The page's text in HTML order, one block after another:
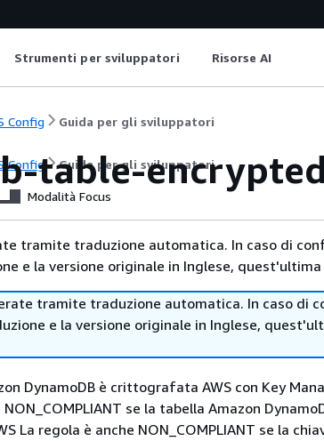
Strumenti per sviluppatori Risorse AI
Config Guida per gli sviluppatori
Config Guida per gli sviluppatori
table-
Modalità Focus
tramite traduzione automatica. In caso di
e la versione originale in Inglese, quest'ultima
tramite traduzione automatica. In caso di
e la versione originale in Inglese,
DynamoDB è crittografata AWS con Key
se la tabella Amazon
La regola è anche NON_COMPLIANT se la